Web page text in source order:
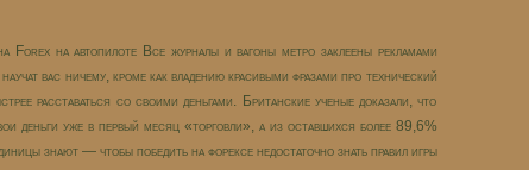
Forex на автопилоте Все журналы и вагоны метро заклеены рекламами
вас ничему, кроме как владению красивыми фразами про технический
расставаться со своими деньгами. Британские ученые доказали, что
деньги уже в первый месяц «торговли», а из оставшихся более 89,6%
знают — чтобы победить на форексе недостаточно знать правил игры